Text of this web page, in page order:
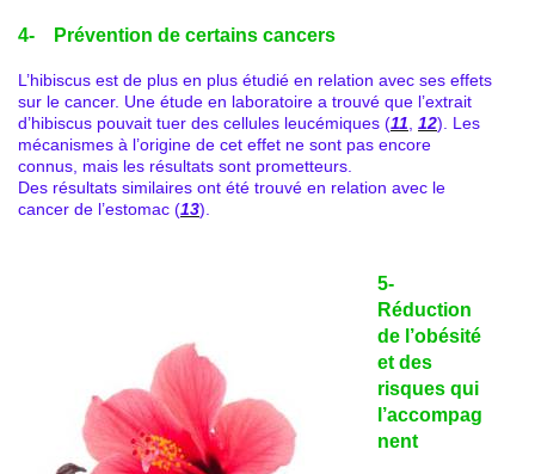
4- Prévention de certains cancers
L’hibiscus est de plus en plus étudié en relation avec ses effets
sur le cancer. Une étude en laboratoire a trouvé que l’extrait
d’hibiscus pouvait tuer des cellules leucémiques (11 12). Les
mécanismes à l’origine de cet effet ne sont pas encore
connus, mais les résultats sont prometteurs.
Des résultats similaires ont été trouvé en relation avec le
cancer de l’estomac (13).
5-
Réduction
de l’obésité
et des
risques qui
l’accompag
nent